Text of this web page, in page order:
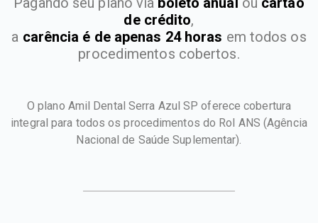
de crédito,
a carência é de apenas 24 horas em todos os
procedimentos cobertos.
O plano Amil Dental Serra Azul SP oferece cobertura
integral para todos os procedimentos do Rol ANS (Agência
Nacional de Saúde Suplementar).